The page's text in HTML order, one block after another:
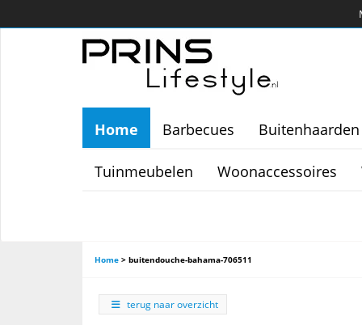
Home Barbecues Buitenhaarden
Tuinmeubelen Woonaccessoires
Home > buitendouche-bahama-706511
terug naar overzicht